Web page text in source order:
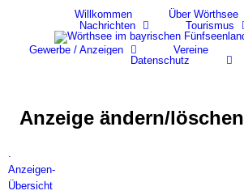
Willkommen
Über Wörthsee
Nachrichten
Tourismus
Gewerbe / Anzeigen Vereine
Datenschutz
Anzeige ändern/löschen
.
Anzeigen-
Übersicht